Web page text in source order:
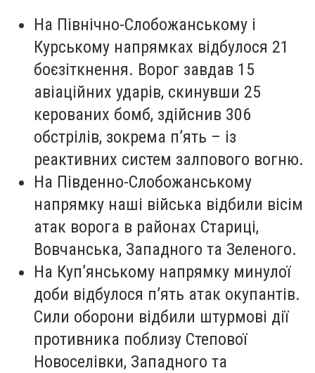
На Північно-Слобожанському і
Курському напрямках відбулося 21
боєзіткнення. Ворог завдав 15
авіаційних ударів, скинувши 25
керованих бомб, здійснив 306
обстрілів, зокрема п’ять – із
реактивних систем залпового вогню.
На Південно-Слобожанському
напрямку наші війська відбили вісім
атак ворога в районах Стариці,
Вовчанська, Западного та Зеленого.
На Куп’янському напрямку минулої
доби відбулося п’ять атак окупантів.
Сили оборони відбили штурмові дії
противника поблизу Степової
Новоселівки, Западного та